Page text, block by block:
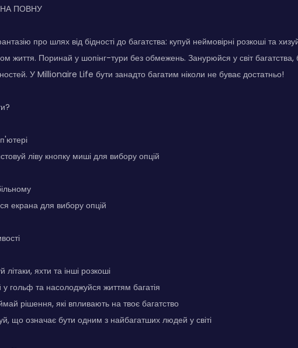
ПОВНУ
про шлях від бідності до багатства: купуй неймовірні розкоші та
життя. Поринай у шопінг-тури без обмежень. Занурюйся у світ багатства,
У Millionaire Life бути занадто багатим ніколи не буває достатньо!
ліву кнопку миші для вибору опцій
екрана для вибору опцій
літаки, яхти та інші розкоші
гольф та насолоджуйся життям багатія
рішення, які впливають на твоє багатство
що означає бути одним з найбагатших людей у світі